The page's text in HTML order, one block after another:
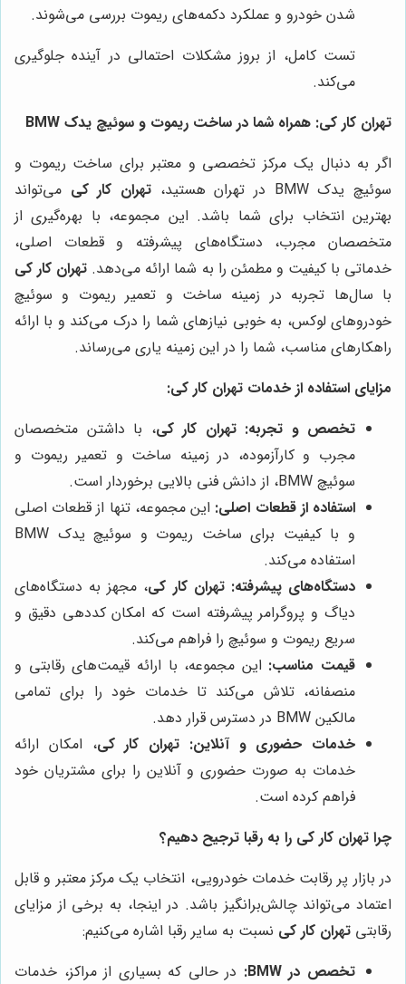
شدن خودرو و عملکرد دکمه‌های ریموت بررسی می‌شوند.
تست کامل، از بروز مشکلات احتمالی در آینده جلوگیری
می‌کند.
تهران کار کی: همراه شما در ساخت ریموت و سوئیچ یدک BMW
اگر به دنبال یک مرکز تخصصی و معتبر برای ساخت ریموت و
سوئیچ یدک BMW در تهران هستید،
تهران کار کی می‌تواند
بهترین انتخاب برای شما باشد. این مجموعه، با بهره‌گیری از
متخصصان مجرب، دستگاه‌های پیشرفته و قطعات اصلی،
خدماتی با کیفیت و مطمئن را به شما ارائه می‌دهد. تهران کار کی
با سال‌ها تجربه در زمینه ساخت و تعمیر ریموت و سوئیچ
خودروهای لوکس، به خوبی نیازهای شما را درک می‌کند و با ارائه
راهکارهای مناسب، شما را در این زمینه یاری می‌رساند.
مزایای استفاده از خدمات تهران کار کی:
تخصص و تجربه: تهران کار کی، با داشتن متخصصان
مجرب و کارآزموده، در زمینه ساخت و تعمیر ریموت و
سوئیچ BMW، از دانش فنی بالایی برخوردار است.
استفاده از قطعات اصلی: این مجموعه، تنها از قطعات اصلی
و با کیفیت برای ساخت ریموت و سوئیچ یدک BMW
استفاده می‌کند.
دستگاه‌های پیشرفته: تهران کار کی، مجهز به دستگاه‌های
دیاگ و پروگرامر پیشرفته است که امکان کددهی دقیق و
سریع ریموت و سوئیچ را فراهم می‌کند.
قیمت مناسب: این مجموعه، با ارائه قیمت‌های رقابتی و
منصفانه، تلاش می‌کند تا خدمات خود را برای تمامی
مالکین BMW در دسترس قرار دهد.
خدمات حضوری و آنلاین: تهران کار کی، امکان ارائه
خدمات به صورت حضوری و آنلاین را برای مشتریان خود
فراهم کرده است.
چرا تهران کار کی را به رقبا ترجیح دهیم؟
در بازار پر رقابت خدمات خودرویی، انتخاب یک مرکز معتبر و قابل
اعتماد می‌تواند چالش‌برانگیز باشد. در اینجا، به برخی از مزایای
رقابتی تهران کار کی نسبت به سایر رقبا اشاره می‌کنیم:
تخصص در BMW:
در حالی که بسیاری از مراکز، خدمات